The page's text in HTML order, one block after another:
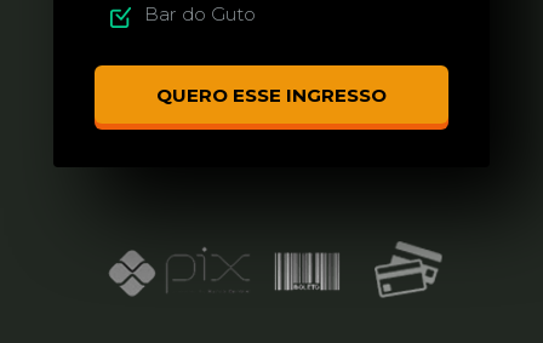
QUERO ESSE INGRESSO
Bar do Guto